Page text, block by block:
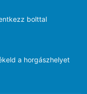
bolttal
a horgászhelyet